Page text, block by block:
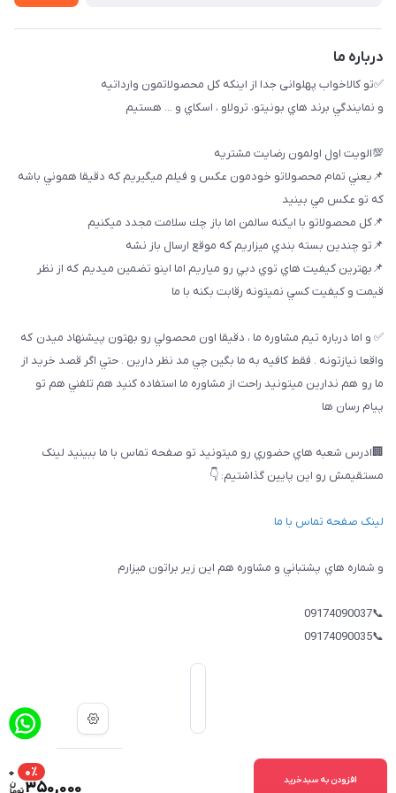
افزودن به سبدخرید
0٪ 0
350,000
درباره ما
✅تو كالاخواب پهلوانى جدا از اينكه كل محصولاتمون وارداتيه
و نمايندگي برند هاي بونيتو، ترولاو ، اسكاي و ... هستيم
💯الويت اول اولمون رضايت مشتريه
📌يعني تمام محصولاتو خودمون عكس و فيلم ميگيريم كه دقيقا هموني باشه
كه تو عكس مي بينيد
📌كل محصولاتو با ايكنه سالمن اما باز چك سلامت مجدد ميكنيم
📌تو چندين بسته بندي ميزاريم كه موقع ارسال باز نشه
📌بهترين كيفيت هاي توي دبي رو مياريم اما اينو تضمين ميديم كه از نظر
قيمت و كيفيت كسي نميتونه رقابت بكنه با ما
✅ و اما درباره تيم مشاوره ما ، دقيقا اون محصولي رو بهتون پيشنهاد ميدن كه
واقعا نيازتونه . فقط كافيه به ما بگين چي مد نظر دارين . حتي اگر قصد خريد از
ما رو هم ندارين ميتونيد راحت از مشاوره ما استفاده كنيد هم تلفني هم تو
پيام رسان ها
🏢ادرس شعبه هاي حضوري رو ميتونيد تو صفحه تماس با ما ببینيد لینک
مستقیمش رو این پایین گذاشتیم: 👇
لینک صفحه تماس با ما
و شماره هاي پشتباني و مشاوره هم اين زير براتون ميزارم
📞09174090037
📞09174090035